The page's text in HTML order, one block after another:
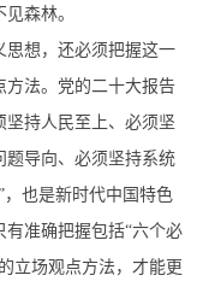
森林。
思想，还必须把握这一
方法。党的二十大报告
持人民至上、必须坚
题导向、必须坚持系统
，也是新时代中国特色
准确把握包括“六个必
立场观点方法，才能更